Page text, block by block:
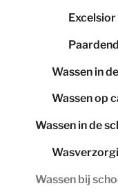
Wassen in
Wassen op
Wassen in de
Wassen bij